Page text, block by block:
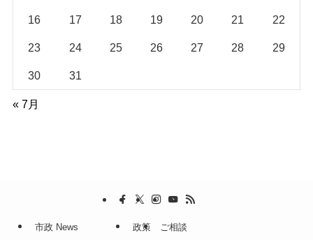
16 17 18 19 20 21 22
23 24 25 26 27 28 29
30 31
« 7月
市政 News 政策 ご相談